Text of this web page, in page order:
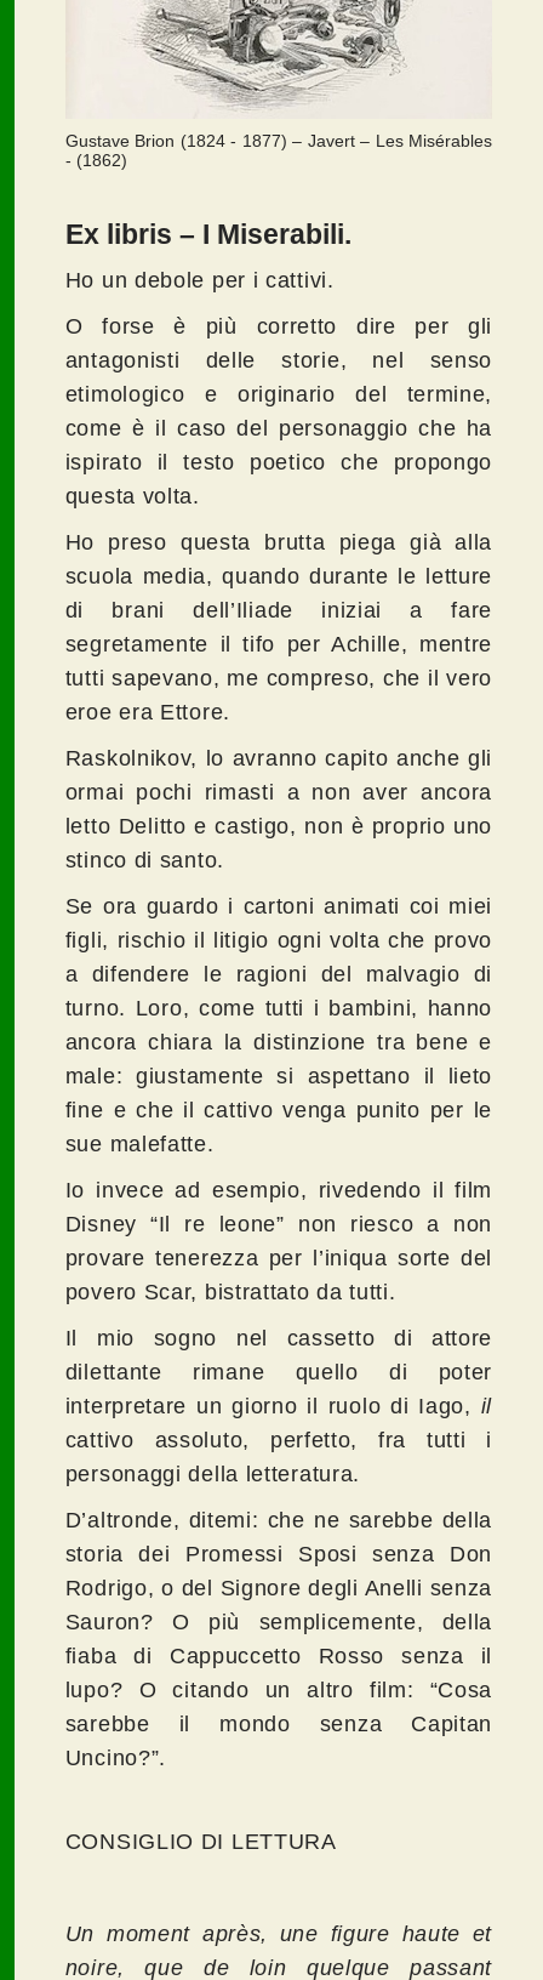
Gustave Brion (1824 - 1877) – Javert – Les Misérables
- (1862)
Ex libris – I Miserabili.
Ho un debole per i cattivi.
O forse è più corretto dire per gli
antagonisti delle storie, nel senso
etimologico e originario del termine,
come è il caso del personaggio che ha
ispirato il testo poetico che propongo
questa volta.
Ho preso questa brutta piega già alla
scuola media, quando durante le letture
di brani dell’Iliade iniziai a fare
segretamente il tifo per Achille, mentre
tutti sapevano, me compreso, che il vero
eroe era Ettore.
Raskolnikov, lo avranno capito anche gli
ormai pochi rimasti a non aver ancora
letto Delitto e castigo, non è proprio uno
stinco di santo.
Se ora guardo i cartoni animati coi miei
figli, rischio il litigio ogni volta che provo
a difendere le ragioni del malvagio di
turno. Loro, come tutti i bambini, hanno
ancora chiara la distinzione tra bene e
male: giustamente si aspettano il lieto
fine e che il cattivo venga punito per le
sue malefatte.
Io invece ad esempio, rivedendo il film
Disney “Il re leone” non riesco a non
provare tenerezza per l’iniqua sorte del
povero Scar, bistrattato da tutti.
Il mio sogno nel cassetto di attore
dilettante rimane quello di poter
interpretare un giorno il ruolo di Iago, il
cattivo assoluto, perfetto, fra tutti i
personaggi della letteratura.
D’altronde, ditemi: che ne sarebbe della
storia dei Promessi Sposi senza Don
Rodrigo, o del Signore degli Anelli senza
Sauron? O più semplicemente, della
fiaba di Cappuccetto Rosso senza il
lupo? O citando un altro film: “Cosa
sarebbe il mondo senza Capitan
Uncino?”.
CONSIGLIO DI LETTURA
Un moment après, une figure haute et
noire, que de loin quelque passant